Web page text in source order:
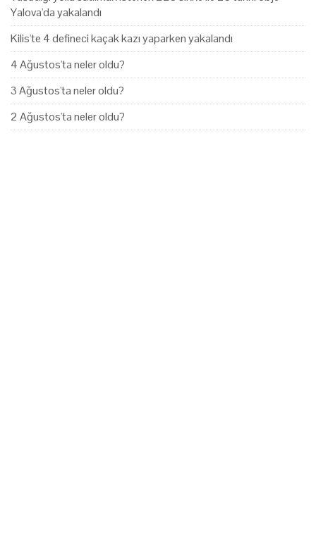
Yalova'da yakalandı
Kilis'te 4 defineci kaçak kazı yaparken yakalandı
4 Ağustos'ta neler oldu?
3 Ağustos'ta neler oldu?
2 Ağustos'ta neler oldu?